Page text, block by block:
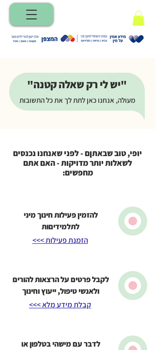
מעולה, אנחנו כאן לתת לך את כל התשובות
"יש לי רק שאלה קטנה"
יופי, טוב שבאתןם - לפני שאנחנו נכנסים
לשאלות יותר מדויקות - האם אתם
מחפשים:
להזמין פעילות חינוך מיני
לתלמידיםות
הזמנת פעילות >>>
לקבל פרטים על הרצאות להורים
ולאנשי טיפול, ייעוץ וחינוך
קבלת מידע מלא >>>
לדבר עם מישהי בטלפון או